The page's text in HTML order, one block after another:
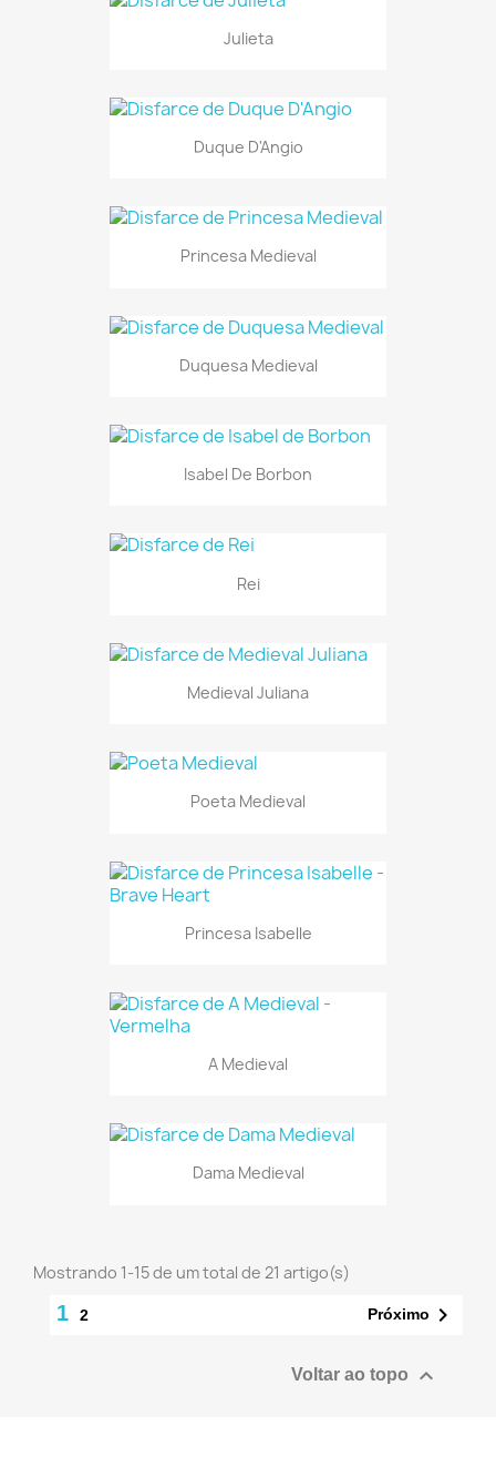
Julieta
Duque D'Angio
Princesa Medieval
Duquesa Medieval
Isabel De Borbon
Rei
Medieval Juliana
Poeta Medieval
Princesa Isabelle
A Medieval
Dama Medieval
Mostrando 1-15 de um total de 21 artigo(s)
1 2 Próximo 
Voltar ao topo 